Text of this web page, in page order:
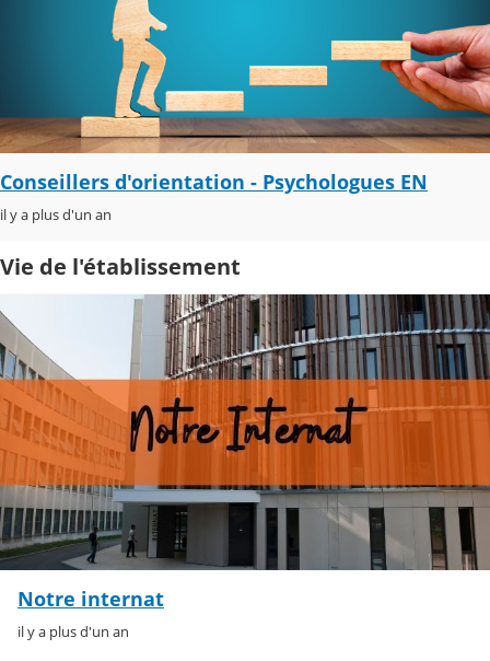
Conseillers d'orientation - Psychologues EN
il y a plus d'un an
Vie de l'établissement
Notre internat
il y a plus d'un an